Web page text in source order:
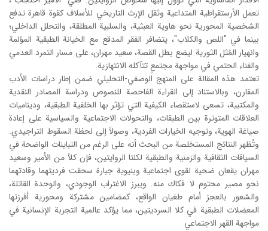
تعمل الأرستقراطية المتداعية وثقل الإرث التاريخي للأسلاف كقوة قاهرة تدفع
الشخصية المحورية نحو هاوية العبثية، والسلبية المطلقة، والتحلل الداخلي؛
بينما في "اللص والكلاب"، يتضافر الفقر المدقع مع الخيانة الطبقية المؤلمة
وانهيار المُثل الثورية ليضع بطل القصة، سعيد مهران، على مسار التمرد العدمي
والفناء الحتمي في مواجهة مجتمعٍ تتآكله الانتهازية.
تعتمد هذه المقالة علی المنهج الوصفي-التحليلي ضمن إطار دراسات الأدب
المقارن، وبالاستناد إلى القراءة الفاحصة للنصوص ودراسة المصادر النقدية
والمكتبية، تسعى لاستقصاء الكيفية التي تؤثر بها الخلفية الطبقية، وديناميات
العلاقات المتوترة بين الطبقات، والتحولات الاجتماعية والسياسية على إعادة
صياغة الهوية، وتوجيه الخيارات الفردية، وصولاً إلى لحظة السقوط التراجيدي.
وتُظهر النتائج المستخلصة من البحث أنه على الرغم من التباينات الواضحة في
السياقات الثقافية والزمنية والطبقية لكلتا الروايتين، فإن كلاً من الأمير وسعيد
مهران يقعان ضحية لقوى اجتماعية وبنيوية جبارة سحقت فرديتهما وقادتهما
نحو مصير محتوم لا فكاك منه. ويبرز الاغتراب الوجودي، والوحدة القاتلة،
والشعور بالعجز أمام طغيان الواقع، كمضامين مشتركة ومحورية أفرزتها
المعضلات الطبقية في كلا السرديتين، مما يؤكد عالمية التجربة الإنسانية في
مواجهة القهر الاجتماعي